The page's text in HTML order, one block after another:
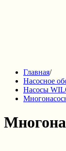
Главная/
Насосное
Насосы